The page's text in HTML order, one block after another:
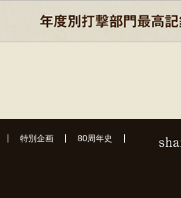
特別企画 80周年史